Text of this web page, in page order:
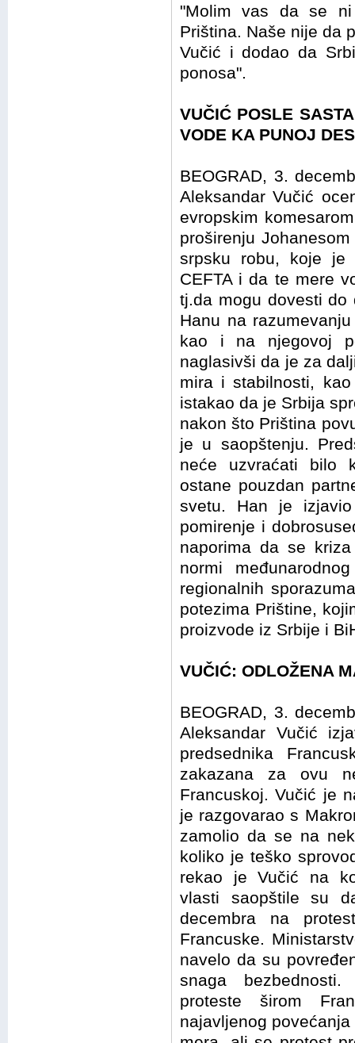
"Molim vas da se
Priština. Naše nije da
Vučić i dodao da
ponosa".
VUČIĆ POSLE
VODE KA PUNOJ
BEOGRAD, 3.
Aleksandar Vučić
evropskim
proširenju
srpsku robu, koje je
CEFTA i da te mere
tj.da mogu dovesti do
Hanu na
kao i na njegovoj
naglasivši da je za
mira i stabilnosti,
istakao da je Srbija
nakon što Priština
je u saopštenju.
neće uzvraćati bilo
ostane pouzdan
svetu. Han je
pomirenje i
naporima da se
normi
regionalnih
potezima Prištine,
proizvode iz Srbije i
VUČIĆ: ODLOŽENA
BEOGRAD, 3.
Aleksandar Vučić
predsednika
zakazana za ovu
Francuskoj. Vučić je
je razgovarao s
zamolio da se na
koliko je teško
rekao je Vučić na
vlasti saopštile su
decembra na
Francuske.
navelo da su
snaga
proteste širom
najavljenog